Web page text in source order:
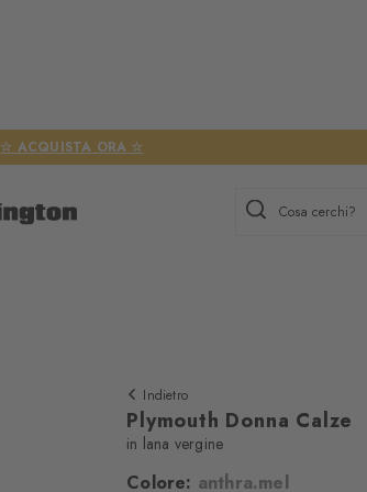
☆ ACQUISTA ORA ☆
Cosa cerchi?
Abbiamo bisogno del Suo
Indietro
Plymouth Donna Calze
in lana vergine
Colore: anthra.mel